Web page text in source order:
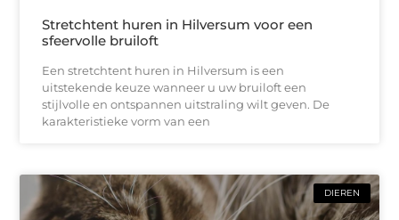
Stretchtent huren in Hilversum voor een
sfeervolle bruiloft
Een stretchtent huren in Hilversum is een
uitstekende keuze wanneer u uw bruiloft een
stijlvolle en ontspannen uitstraling wilt geven. De
karakteristieke vorm van een
DIEREN